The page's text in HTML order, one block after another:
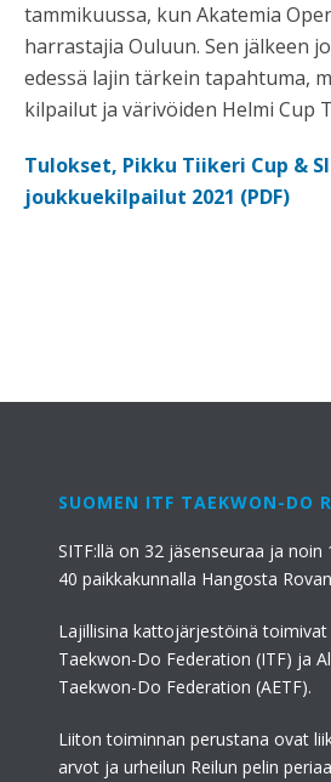
tammikuussa, kun Akatemia
harrastajia Ouluun. Sen jälkeen
edessä lajin tärkein tapahtuma,
kilpailut ja värivöiden Helmi Cup
Tulokset, Pikku Tiikeri Cup &
joukkuekilpailut 2021 (PDF)
SUOMEN ITF TAEKWON-DO
SITF:llä on 32 jäsenseuraa ja noin
40 paikkakunnalla Hangosta
Lajillisina kattojärjestöinä
Taekwon-Do Federation (ITF) ja
Taekwon-Do Federation (AETF).
Liiton toiminnan perustana ovat
arvot ja urheilun Reilun pelin